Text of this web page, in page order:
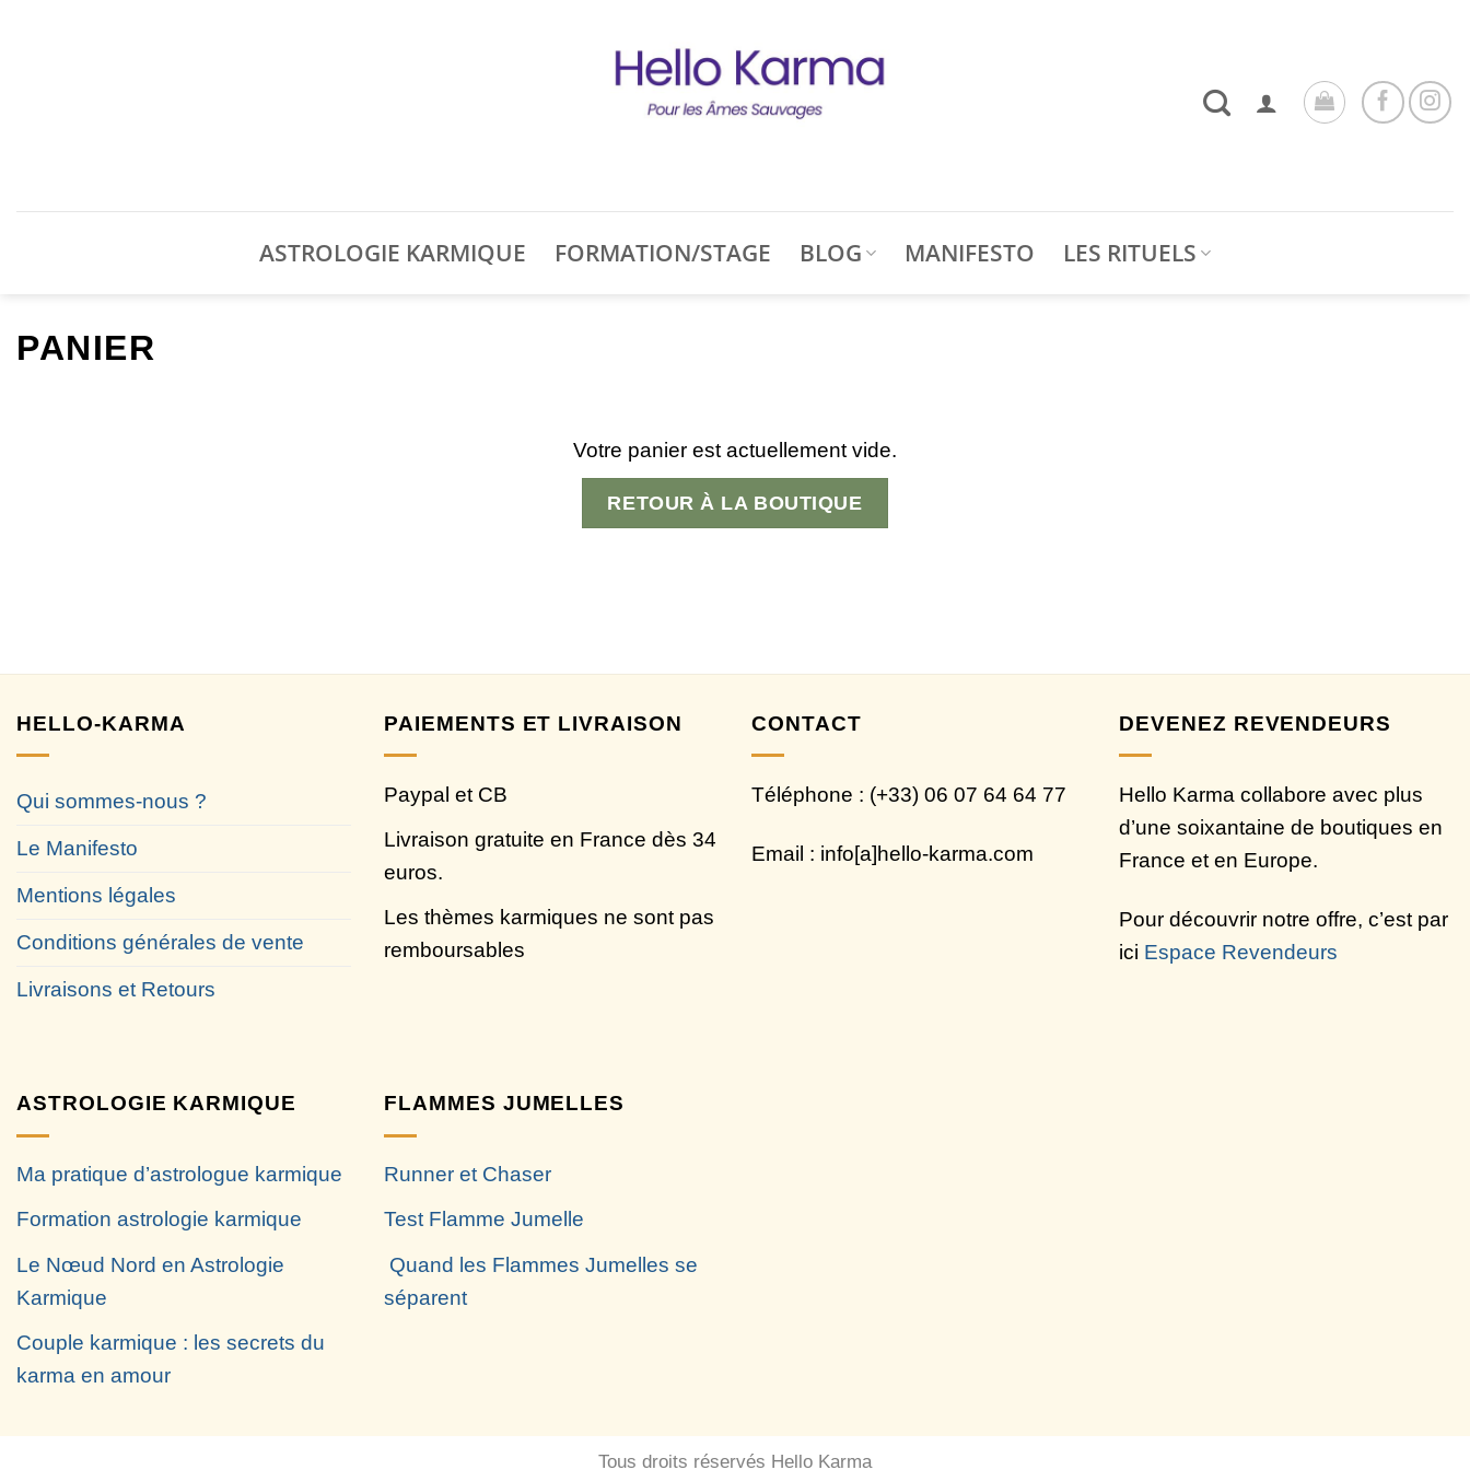
ASTROLOGIE KARMIQUE FORMATION/STAGE BLOG MANIFESTO LES RITUELS
PANIER
Votre panier est actuellement vide.
RETOUR À LA BOUTIQUE
HELLO-KARMA
Qui sommes-nous ?
Le Manifesto
Mentions légales
Conditions générales de vente
Livraisons et Retours
PAIEMENTS ET LIVRAISON
Paypal et CB
Livraison gratuite en France dès 34
euros.
Les thèmes karmiques ne sont pas
remboursables
CONTACT
Téléphone : (+33) 06 07 64 64 77
Email : info[a]hello-karma.com
DEVENEZ REVENDEURS
Hello Karma collabore avec plus
d’une soixantaine de boutiques en
France et en Europe.
Pour découvrir notre offre, c’est par
ici Espace Revendeurs
ASTROLOGIE KARMIQUE
Ma pratique d’astrologue karmique
Formation astrologie karmique
Le Nœud Nord en Astrologie
Karmique
Couple karmique : les secrets du
karma en amour
FLAMMES JUMELLES
Runner et Chaser
Test Flamme Jumelle
Quand les Flammes Jumelles se
séparent
Tous droits réservés Hello Karma